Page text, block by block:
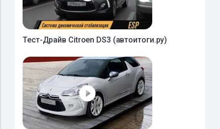
Тест-Драйв Citroen DS3 (автоитоги.ру)